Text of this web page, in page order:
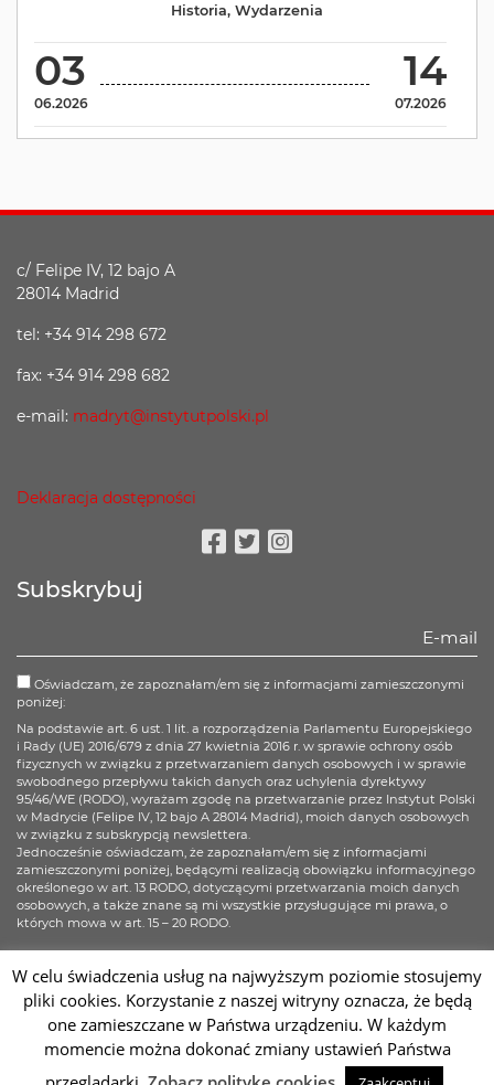
03
06.2026
14
07.2026
Historia, Wydarzenia
c/ Felipe IV, 12 bajo A
28014 Madrid
tel: +34 914 298 672
fax: +34 914 298 682
e-mail: madryt@instytutpolski.pl
Deklaracja dostępności
Subskrybuj
Oświadczam, że zapoznałam/em się z informacjami zamieszczonymi
poniżej:
Na podstawie art. 6 ust. 1 lit. a rozporządzenia Parlamentu Europejskiego
i Rady (UE) 2016/679 z dnia 27 kwietnia 2016 r. w sprawie ochrony osób
fizycznych w związku z przetwarzaniem danych osobowych i w sprawie
swobodnego przepływu takich danych oraz uchylenia dyrektywy
95/46/WE (RODO), wyrażam zgodę na przetwarzanie przez Instytut Polski
w Madrycie (Felipe IV, 12 bajo A 28014 Madrid), moich danych osobowych
w związku z subskrypcją newslettera.
Jednocześnie oświadczam, że zapoznałam/em się z informacjami
zamieszczonymi poniżej, będącymi realizacją obowiązku informacyjnego
określonego w art. 13 RODO, dotyczącymi przetwarzania moich danych
osobowych, a także znane są mi wszystkie przysługujące mi prawa, o
których mowa w art. 15 – 20 RODO.
Zapisz się
W celu świadczenia usług na najwyższym poziomie stosujemy
pliki cookies. Korzystanie z naszej witryny oznacza, że będą
one zamieszczane w Państwa urządzeniu. W każdym
momencie można dokonać zmiany ustawień Państwa